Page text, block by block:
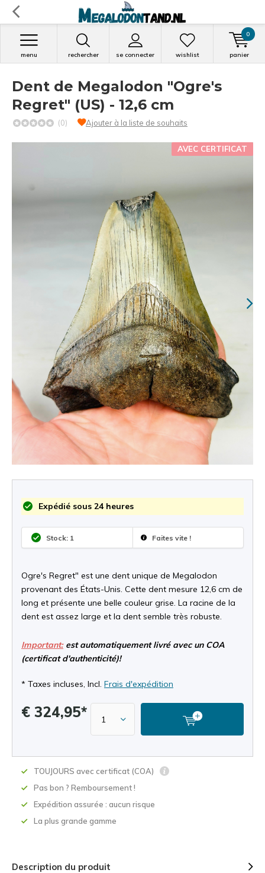
rechercher se connecter
menu wishlist panier
0
Dent de Megalodon "Ogre's
Regret" (US) - 12,6 cm
(0) Ajouter à la liste de souhaits
AVEC CERTIFICAT
Expédié sous 24 heures
Stock: 1 Faites vite !
Ogre's Regret" est une dent unique de Megalodon
provenant des États-Unis. Cette dent mesure 12,6 cm de
long et présente une belle couleur grise. La racine de la
dent est assez large et la dent semble très robuste.
Important:est automatiquement livré avec un COA
(certificat d'authenticité)!
* Taxes incluses, Incl. Frais d'expédition
€ 324,95*
TOUJOURS avec certificat (COA)
Pas bon ? Remboursement !
Expédition assurée : aucun risque
La plus grande gamme
Description du produit